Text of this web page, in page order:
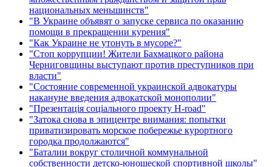
национальных меньшинств"
"В Украине объявят о запуске сервиса по оказанию
помощи в прекращении курения"
"Как Украине не утонуть в мусоре?"
"Стоп коррупции! Жители Бахмацкого района
Черниговщины выступают против преступников при
власти"
"Состояние современной украинской адвокатуры
накануне введения адвокатской монополии"
"Презентація соціального проекту H-road"
"Затока снова в эпицентре внимания: попытки
приватизировать морское побережье курортного
городка продолжаются"
"Баталии вокруг столичной коммунальной
собственности детско-юношеской спортивной школы"